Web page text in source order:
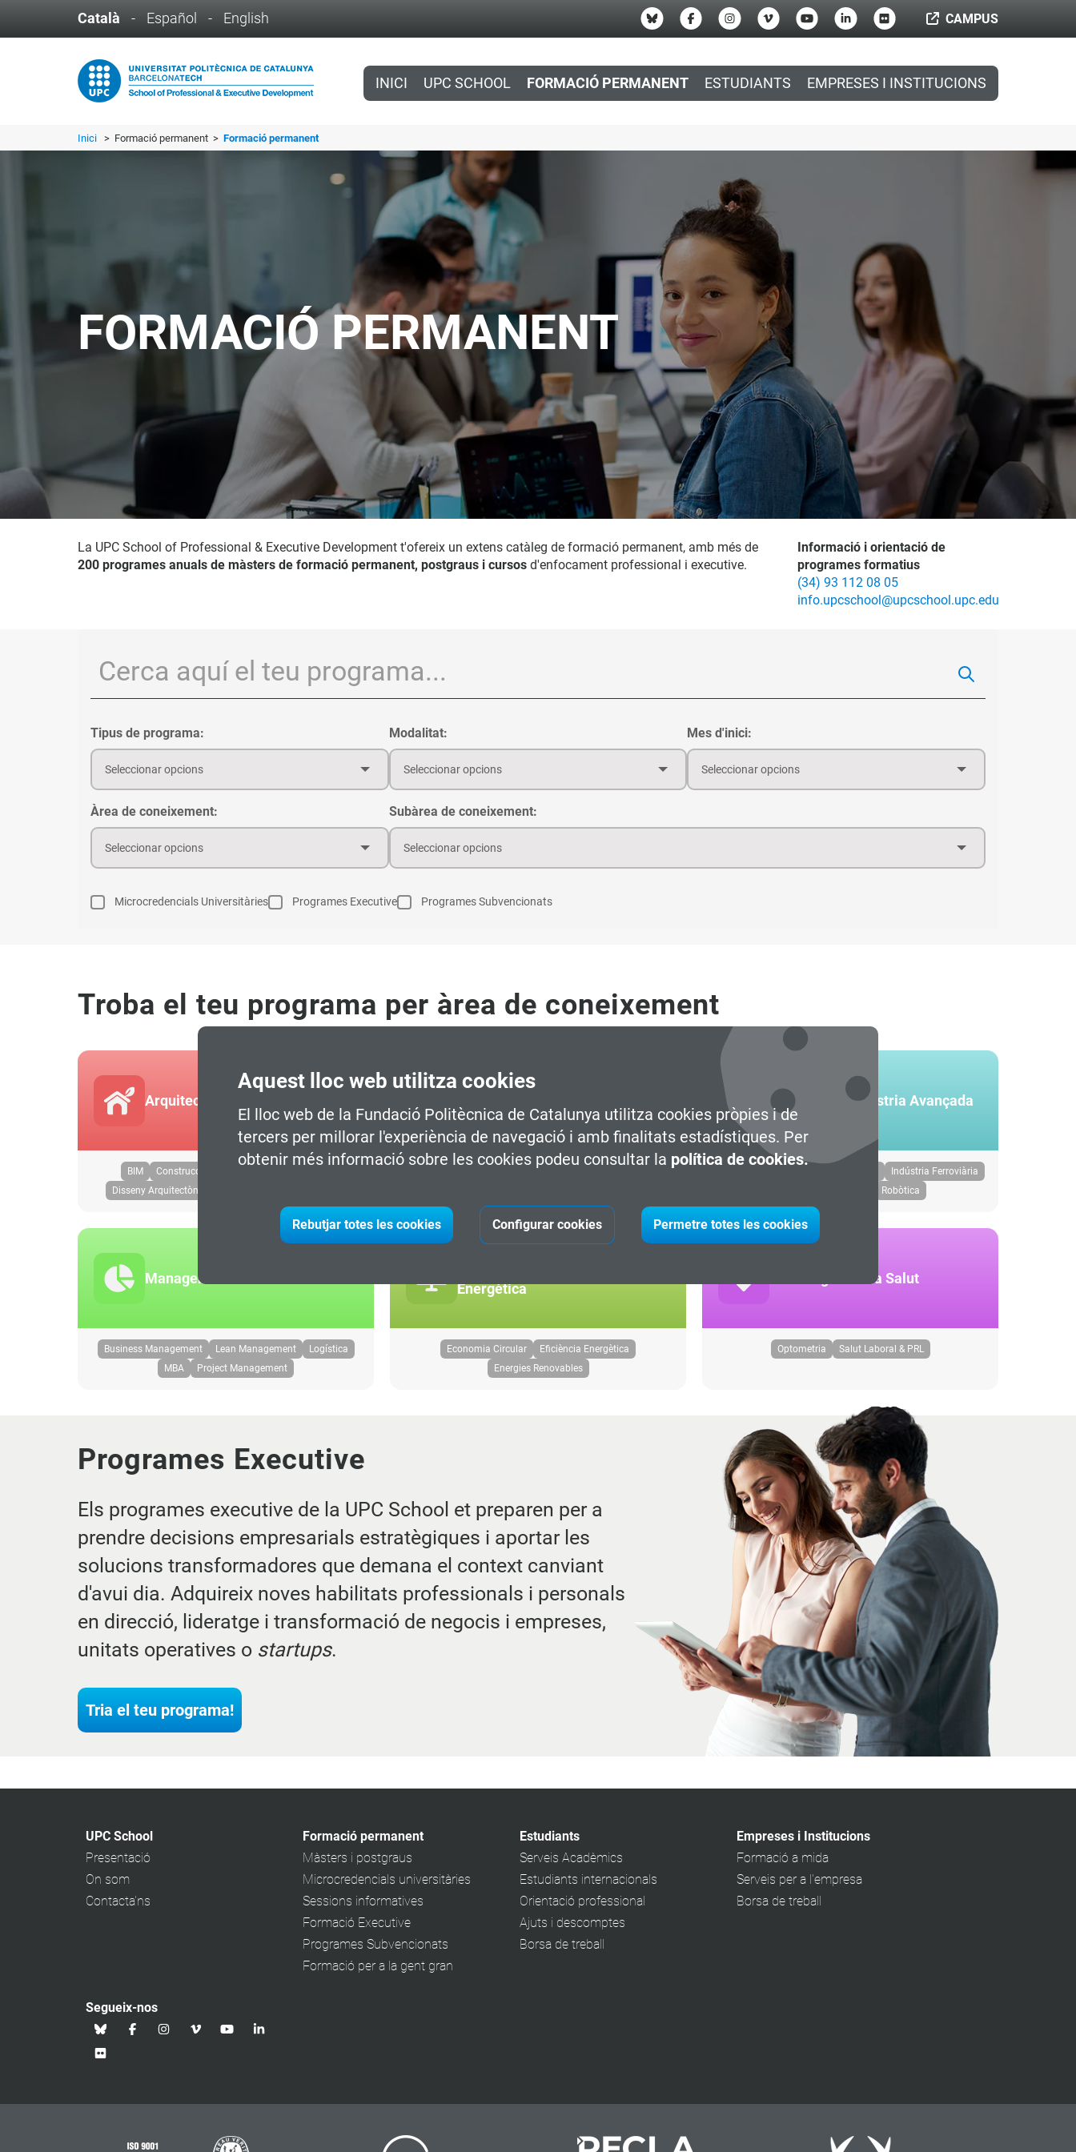
Aquest lloc web utilitza cookies
El lloc web de la Fundació Politècnica de Catalunya utilitza cookies pròpies i de
tercers per millorar l'experiència de navegació i amb finalitats estadístiques. Per
obtenir més informació sobre les cookies podeu consultar la política de cookies.
Rebutjar totes les cookies Configurar cookies Permetre totes les cookies
Català - Español - English CAMPUS
INICI UPC SCHOOL FORMACIÓ PERMANENT ESTUDIANTS EMPRESES I INSTITUCIONS
Inici > Formació permanent > Formació permanent
FORMACIÓ PERMANENT
La UPC School of Professional & Executive Development t'ofereix un extens catàleg de formació permanent, amb més de
200 programes anuals de màsters de formació permanent, postgraus i cursos d'enfocament professional i executive.
Informació i orientació de
programes formatius
(34) 93 112 08 05
info.upcschool@upcschool.upc.edu
Tipus de programa:
Seleccionar opcions
Modalitat:
Seleccionar opcions
Mes d'inici:
Seleccionar opcions
Àrea de coneixement:
Seleccionar opcions
Subàrea de coneixement:
Seleccionar opcions
Microcredencials Universitàries Programes Executive Programes Subvencionats
Troba el teu programa per àrea de coneixement
Arquitectura i Entorn Construït
BIM Construcció Sostenible
Disseny Arquitectònic
Cloud
Enginyeria i Indústria Avançada
Indústria Ferroviària
Robòtica
Management
Business Management Lean Management
Logística
MBA
Project Management
Energètica
Economia Circular
Eficiència Energètica
Energies Renovables
Tecnologies de la Salut
Optometria Salut Laboral & PRL
Programes Executive
Els programes executive de la UPC School et preparen per a
prendre decisions empresarials estratègiques i aportar les
solucions transformadores que demana el context canviant
d'avui dia. Adquireix noves habilitats professionals i personals
en direcció, lideratge i transformació de negocis i empreses,
unitats operatives o startups.
Tria el teu programa!
UPC School
Presentació
On som
Contacta'ns
Formació permanent
Màsters i postgraus
Microcredencials universitàries
Sessions informatives
Formació Executive
Programes Subvencionats
Formació per a la gent gran
Estudiants
Serveis Acadèmics
Estudiants internacionals
Orientació professional
Ajuts i descomptes
Borsa de treball
Empreses i Institucions
Formació a mida
Serveis per a l'empresa
Borsa de treball
Segueix-nos